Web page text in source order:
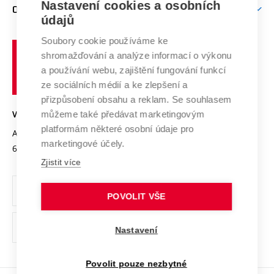
E-přihláška
Doktorské studium
Podpora podnikání
Mezinárodní vědecká rada
Systém zajišťování kvality výzkumu
Výzkumné infrastruktury
Transfer znalostí
Open Science
Projekty
Projekty ze strukturálních fondů
Specifický výzkum
Zahraniční spolupráce
Spolupráce se školami
Služby univerzity
Mezinárodní dohody
Univerzitní sítě
O UNIVERZITĚ
Profil univerzity
Udržitelná univerzita
Podnikavá univerzita / ContriBUTe
Bezpečná univerzita
Vyznamenání
Organizační struktura
Ochrana osobních údajů
odkaz)
učení
technické
VYSOKÉ UČENÍ TECHNICKÉ V BRNĚ
Antonínská 548/1
602 00 Brno
www.vut.cz
vut@vutbr.cz
Nastavení cookies a osobních
údajů
Soubory cookie používáme ke
shromažďování a analýze informací o výkonu
a používání webu, zajištění fungování funkcí
ze sociálních médií a ke zlepšení a
přizpůsobení obsahu a reklam. Se souhlasem
můžeme také předávat marketingovým
platformám některé osobní údaje pro
marketingové účely.
Zjistit více
POVOLIT VŠE
Nastavení
Povolit pouze nezbytné